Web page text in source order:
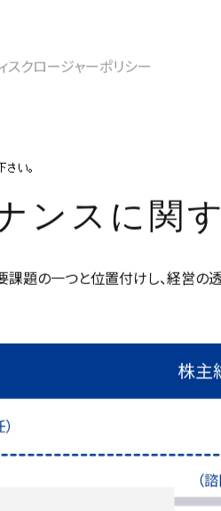
スクロージャーポリシー
ンスに関
課題の一つと位置付けし、経営